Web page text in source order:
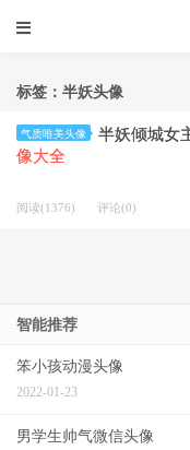
标签：半妖头像
气质唯美头像 半妖倾城女
像大全
阅读(1376) 评论(0)
智能推荐
笨小孩动漫头像
2022-01-23
男学生帅气微信头像